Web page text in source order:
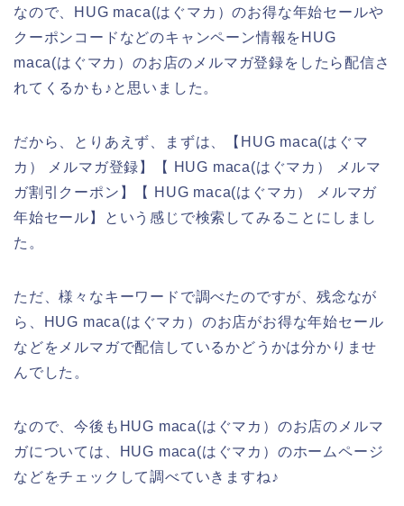
なので、HUG maca(はぐマカ）のお得な年始セールや
クーポンコードなどのキャンペーン情報をHUG
maca(はぐマカ）のお店のメルマガ登録をしたら配信さ
れてくるかも♪と思いました。
だから、とりあえず、まずは、【HUG maca(はぐマ
カ） メルマガ登録】【 HUG maca(はぐマカ） メルマ
ガ割引クーポン】【 HUG maca(はぐマカ） メルマガ
年始セール】という感じで検索してみることにしまし
た。
ただ、様々なキーワードで調べたのですが、残念なが
ら、HUG maca(はぐマカ）のお店がお得な年始セール
などをメルマガで配信しているかどうかは分かりませ
んでした。
なので、今後もHUG maca(はぐマカ）のお店のメルマ
ガについては、HUG maca(はぐマカ）のホームページ
などをチェックして調べていきますね♪